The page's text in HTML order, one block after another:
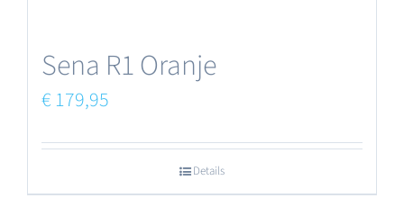
Sena R1 Oranje
€179,95
Details